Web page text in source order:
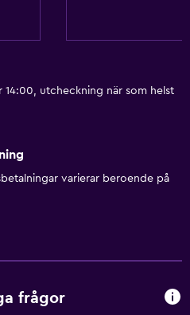
14:00, utcheckning när som helst
varierar beroende på
frågor